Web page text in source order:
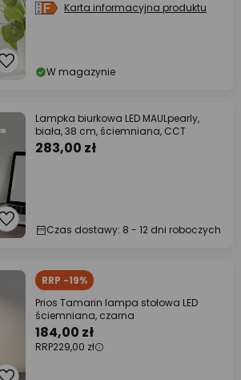
Karta informacyjna produktu
W magazynie
Lampka biurkowa LED MAULpearly,
biała, 38 cm, ściemniana, CCT
283,00 zł
Czas dostawy: 8 - 12 dni roboczych
RRP -19%
Prios Tamarin lampa stołowa LED
ściemniana, czarna
184,00 zł
RRP229,00 zł